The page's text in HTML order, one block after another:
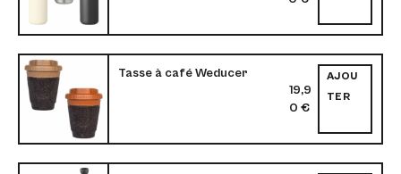
Tasse à café Weducer
19,9
0 €
AJOU
TER